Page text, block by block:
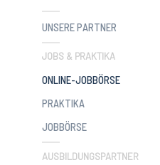
UNSERE PARTNER
JOBS & PRAKTIKA
ONLINE-JOBBÖRSE(CURRENT)
PRAKTIKA
JOBBÖRSE
AUSBILDUNGSPARTNER